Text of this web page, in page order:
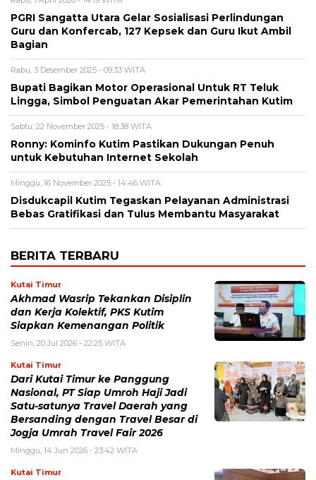
PGRI Sangatta Utara Gelar Sosialisasi Perlindungan
Guru dan Konfercab, 127 Kepsek dan Guru Ikut Ambil
Bagian
Rabu, 3 Desember 2025 - 09:33 WITA
Bupati Bagikan Motor Operasional Untuk RT Teluk
Lingga, Simbol Penguatan Akar Pemerintahan Kutim
Sabtu, 22 November 2025 - 18:38 WITA
Ronny: Kominfo Kutim Pastikan Dukungan Penuh
untuk Kebutuhan Internet Sekolah
Minggu, 16 November 2025 - 14:46 WITA
Disdukcapil Kutim Tegaskan Pelayanan Administrasi
Bebas Gratifikasi dan Tulus Membantu Masyarakat
BERITA TERBARU
Kutai Timur
Akhmad Wasrip Tekankan Disiplin
dan Kerja Kolektif, PKS Kutim
Siapkan Kemenangan Politik
Senin, 20 Jul 2026 - 22:25 WITA
Kutai Timur
Dari Kutai Timur ke Panggung
Nasional, PT Siap Umroh Haji Jadi
Satu-satunya Travel Daerah yang
Bersanding dengan Travel Besar di
Jogja Umrah Travel Fair 2026
Minggu, 14 Jun 2026 - 23:42 WITA
Kutai Timur